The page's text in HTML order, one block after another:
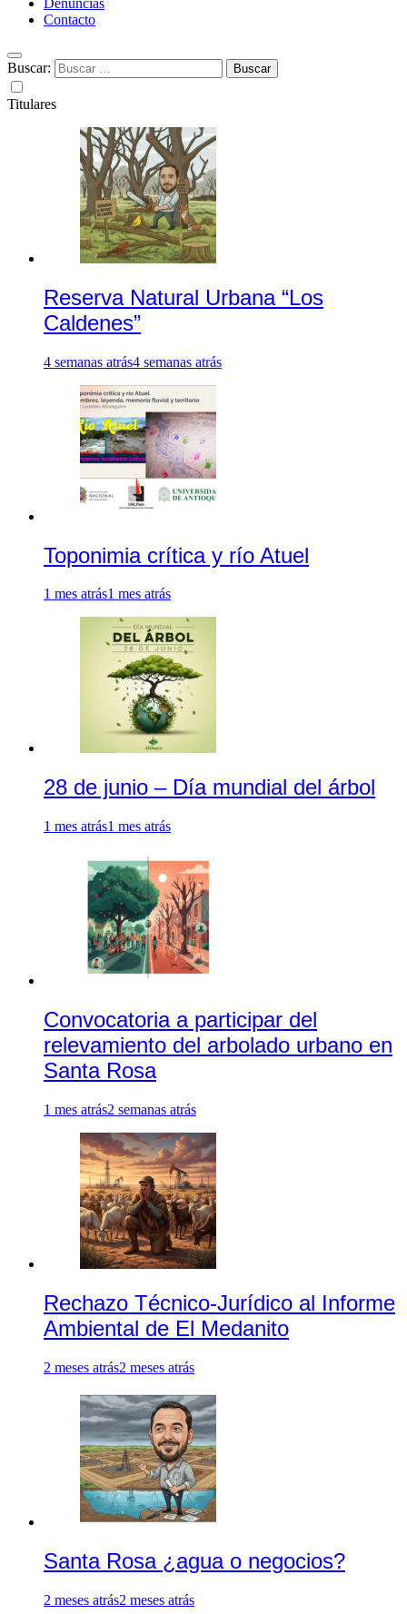
Contacto
Buscar:
Titulares
Reserva Natural Urbana “Los
Caldenes”
4 semanas atrás4 semanas atrás
Toponimia crítica y río Atuel
1 mes atrás1 mes atrás
28 de junio – Día mundial del árbol
1 mes atrás1 mes atrás
Convocatoria a participar del
relevamiento del arbolado urbano en
Santa Rosa
1 mes atrás2 semanas atrás
Rechazo Técnico-Jurídico al Informe
Ambiental de El Medanito
2 meses atrás2 meses atrás
Santa Rosa ¿agua o negocios?
2 meses atrás2 meses atrás